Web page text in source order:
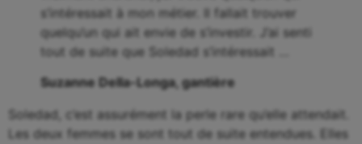
s’intéressait à mon métier. Il fallait trouver
quelqu’un qui ait envie de s’investir. J’ai senti
tout de suite que Soledad s’intéressait …
Suzanne Della-Longa, gantière
Soledad, c’est assurément la perle rare qu’elle attendait.
Les deux femmes se sont tout de suite entendues. Elles